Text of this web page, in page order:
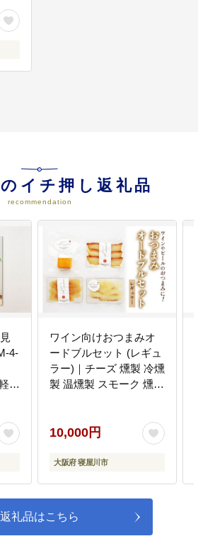
交通遺児の激励を目的とする事業
に活用します。 積立先基金名：交
通遺児激励基金
イチ押し返礼品
recommendation
4-
量
三
ン
け
ワイン向けおつまみオ
ードブルセット (レギュ
ラー)｜チーズ 燻製 冷燻
製 温燻製 スモーク 燻製
ーズセット 乳製品 かん
ぱち 真鯛 カジキ 燻製魚
[0357]
10,000円
大阪府 寝屋川市
返礼品はこちら